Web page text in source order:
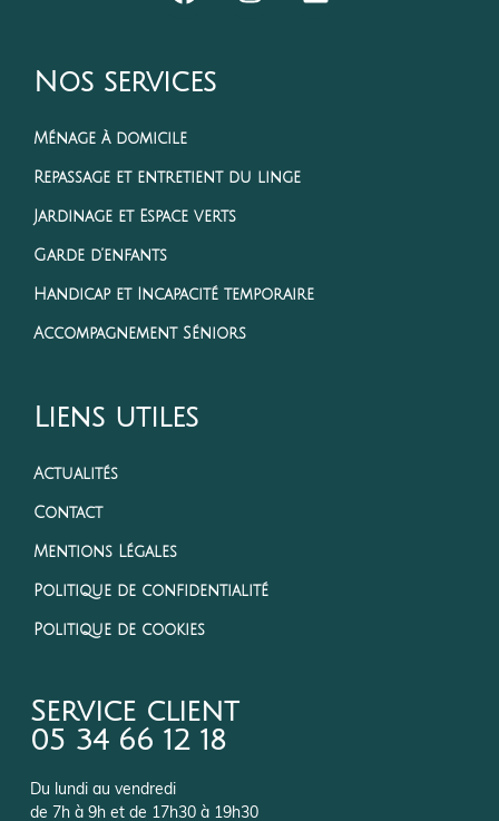
Nos services
Ménage à domicile
Repassage et entretient du linge
Jardinage et Espace verts
Garde d’enfants
Handicap et Incapacité temporaire
Accompagnement Séniors
Liens utiles
Actualités
Contact
Mentions Légales
Politique de confidentialité
Politique de cookies
Service client
05 34 66 12 18
Du lundi au vendredi
de 7h à 9h et de 17h30 à 19h30